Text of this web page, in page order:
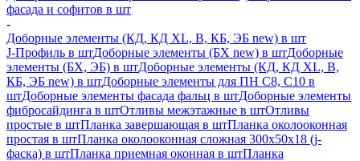
фасада и софитов в шт
-
Доборные элементы (КД, КД XL, В, КБ, ЭБ new) в шт
J-Профиль в штДоборные элементы (БХ new) в штДоборные
элементы (БХ, ЭБ) в штДоборные элементы (КД, КД XL, В,
КБ, ЭБ new) в штДоборные элементы для ПН С8, С10 в
штДоборные элементы фасада фальц в штДоборные элементы
фибросайдинга в штОтливы межэтажные в штОтливы
простые в штПланка завершающая в штПланка околооконная
простая в штПланка околооконная сложная 300х50х18 (j-
фаска) в штПланка приемная оконная в штПланка